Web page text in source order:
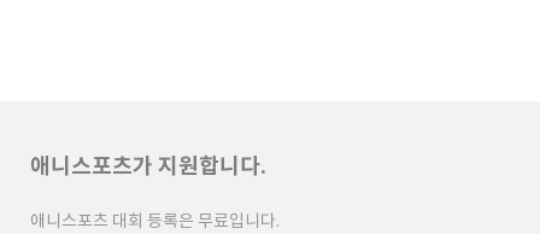
애니스포츠가 지원합니다.
애니스포츠 대회 등록은 무료입니다.